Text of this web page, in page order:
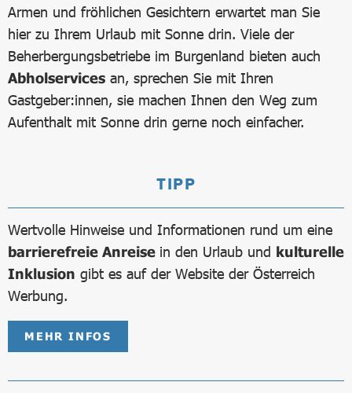
Armen und fröhlichen Gesichtern erwartet man Sie
hier zu Ihrem Urlaub mit Sonne drin. Viele der
Beherbergungsbetriebe im Burgenland bieten auch
Abholservices an, sprechen Sie mit Ihren
Gastgeber:innen, sie machen Ihnen den Weg zum
Aufenthalt mit Sonne drin gerne noch einfacher.
TIPP
Wertvolle Hinweise und Informationen rund um eine
barrierefreie Anreise in den Urlaub und kulturelle
Inklusion gibt es auf der Website der Österreich
Werbung.
MEHR INFOS